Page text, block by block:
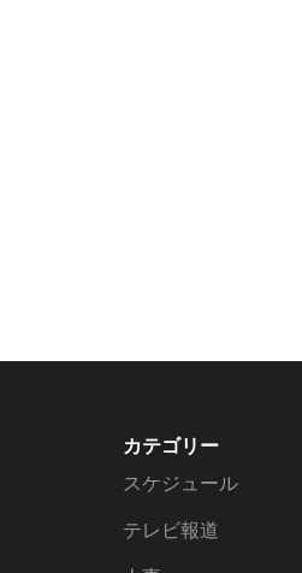
カテゴリー
スケジュール
テレビ報道